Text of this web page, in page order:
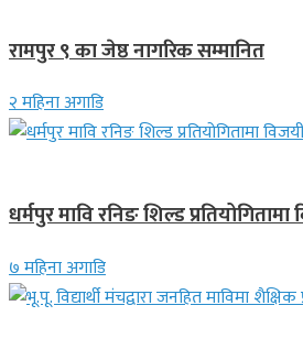
रामपुर ९ का जेष्ठ नागरिक सम्मानित
२ महिना अगाडि
धर्मपुर मावि रनिङ शिल्ड प्रतियोगितामा
७ महिना अगाडि